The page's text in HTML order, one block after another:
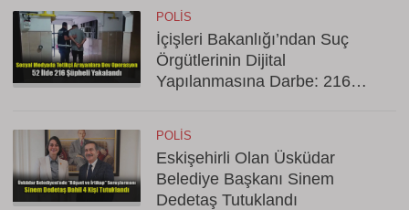
POLIS
İçişleri Bakanlığı’ndan Suç
Örgütlerinin Dijital
Yapılanmasına Darbe: 216
POLIS
Eskişehirli Olan Üsküdar
Belediye Başkanı Sinem
Dedetaş Tutuklandı